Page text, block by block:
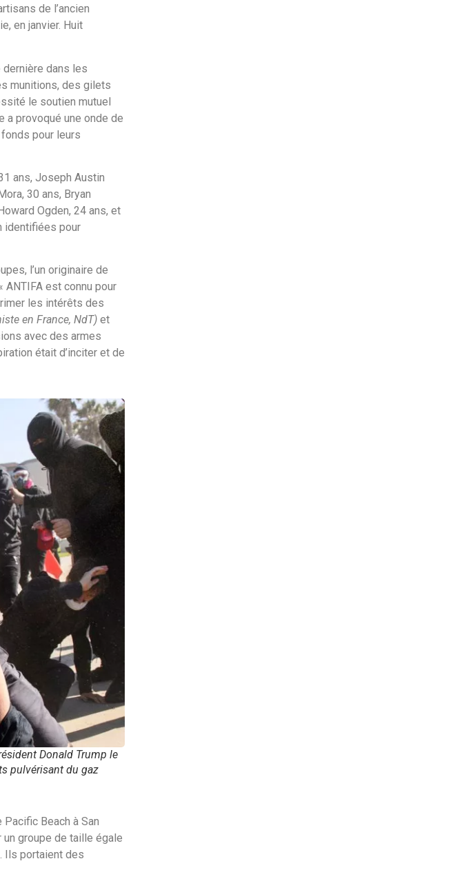
de l’ancien
en janvier. Huit
dernière dans les
munitions, des gilets
le soutien mutuel
a provoqué une onde de
pour leurs
ans, Joseph Austin
30 ans, Bryan
Ogden, 24 ans, et
identifiées pour
l’un originaire de
ANTIFA est connu pour
les intérêts des
en France, NdT) et
avec des armes
était d’inciter et de
Donald Trump le
pulvérisant du gaz
Beach à San
groupe de taille égale
Ils portaient des